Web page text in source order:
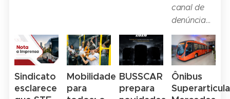
em
entrevista
Transportes
ampliam
conforto,
segurança
e
rápidos.
Rede
Volvo
chega a
109 casas
canal de
denúncia
anônima
como
ferramenta
de
Sindicato
esclarece
Mobilidade
para
BUSSCAR
prepara
Ônibus